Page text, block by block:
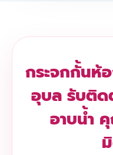
กระจกกั้นห้
อุบล รับติด
อาบน้ำ